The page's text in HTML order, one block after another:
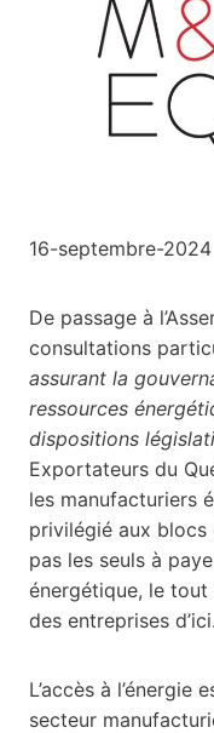
16-septembre-2024
De passage à
consultations
assurant la
ressources
dispositions
Exportateurs du
les manufacturiers
privilégié aux blocs
pas les seuls à
énergétique, le
des entreprises d’ici.
L’accès à l’énergie
secteur